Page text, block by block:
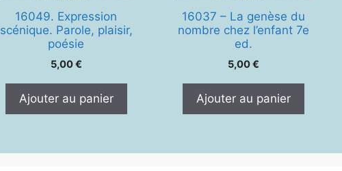
16049. Expression
scénique. Parole, plaisir,
poésie
5,00€
Ajouter au panier
16037 – La genèse du
nombre chez l’enfant 7e
ed.
5,00€
Ajouter au panier